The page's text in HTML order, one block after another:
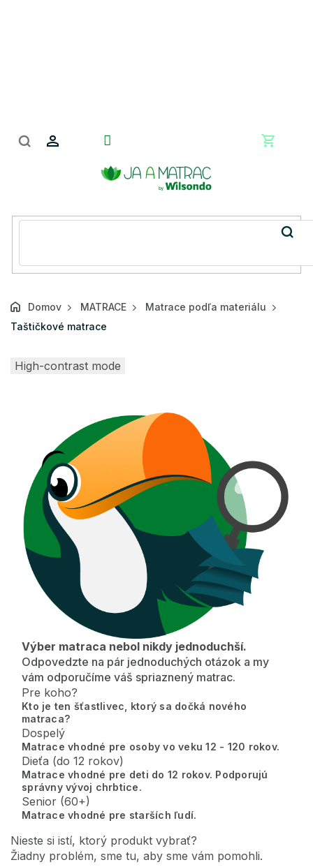
Domov MATRACE
Matrace podľa materiálu
Taštičkové matrace
High-contrast mode
Výber matraca nebol nikdy jednoduchší.
Odpovedzte na pár jednoduchých otázok a my
vám odporučíme váš spriaznený matrac.
Pre koho?
Kto je ten šťastlivec, ktorý sa dočká nového
matraca?
Dospelý
Matrace vhodné pre osoby vo veku 12 - 120 rokov.
Dieťa (do 12 rokov)
Matrace vhodné pre deti do 12 rokov. Podporujú
správny vývoj chrbtice.
Senior (60+)
Matrace vhodné pre starších ľudí.
Nieste si istí, ktorý produkt vybrať?
Žiadny problém, sme tu, aby sme vám pomohli.